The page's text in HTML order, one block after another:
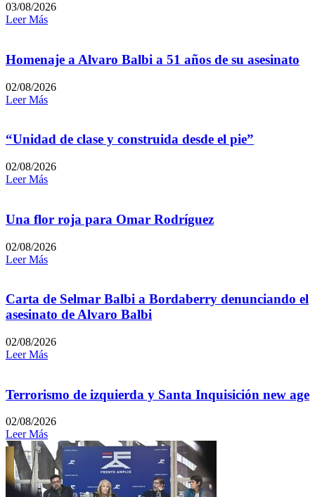
03/08/2026
Leer Más
Homenaje a Alvaro Balbi a 51 años de su asesinato
02/08/2026
Leer Más
“Unidad de clase y construida desde el pie”
02/08/2026
Leer Más
Una flor roja para Omar Rodríguez
02/08/2026
Leer Más
Carta de Selmar Balbi a Bordaberry denunciando el
asesinato de Alvaro Balbi
02/08/2026
Leer Más
Terrorismo de izquierda y Santa Inquisición new age
02/08/2026
Leer Más